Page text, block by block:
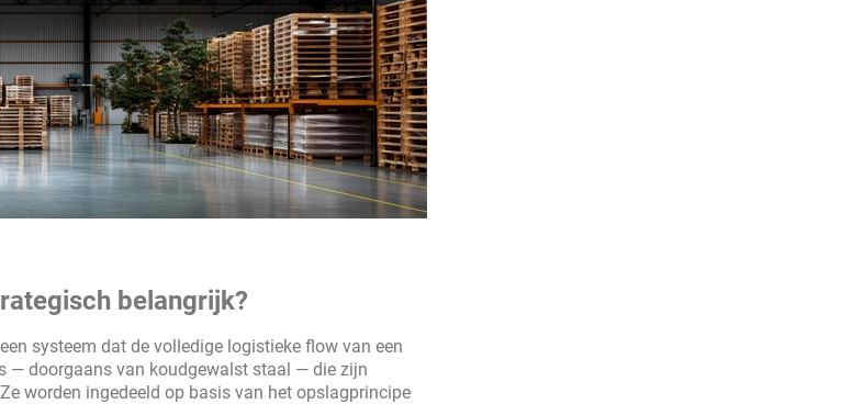
belangrijk?
systeem dat de volledige logistieke flow van een
— doorgaans van koudgewalst staal — die zijn
worden ingedeeld op basis van het opslagprincipe